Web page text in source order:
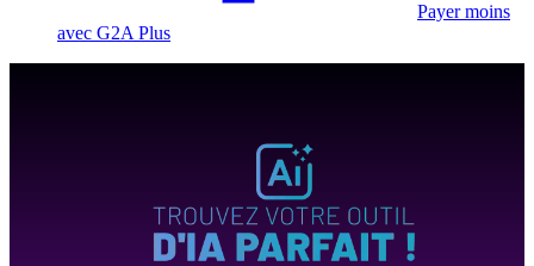
Payer moins
avec G2A Plus